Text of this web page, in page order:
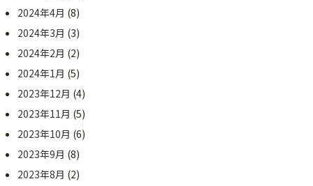
2024年4月 (8)
2024年3月 (3)
2024年2月 (2)
2024年1月 (5)
2023年12月 (4)
2023年11月 (5)
2023年10月 (6)
2023年9月 (8)
2023年8月 (2)